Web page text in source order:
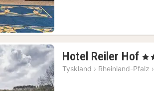
Hotel Reiler Hof 1
, 4
Tyskland › Rheinland-Pfalz ›